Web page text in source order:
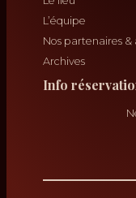
L’équipe
Nos partenaires &
Archives
Info